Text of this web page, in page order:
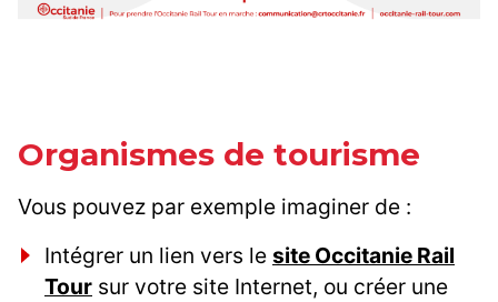
Organismes de tourisme
Vous pouvez par exemple imaginer de :
Intégrer un lien vers le site Occitanie Rail
Tour sur votre site Internet, ou créer une